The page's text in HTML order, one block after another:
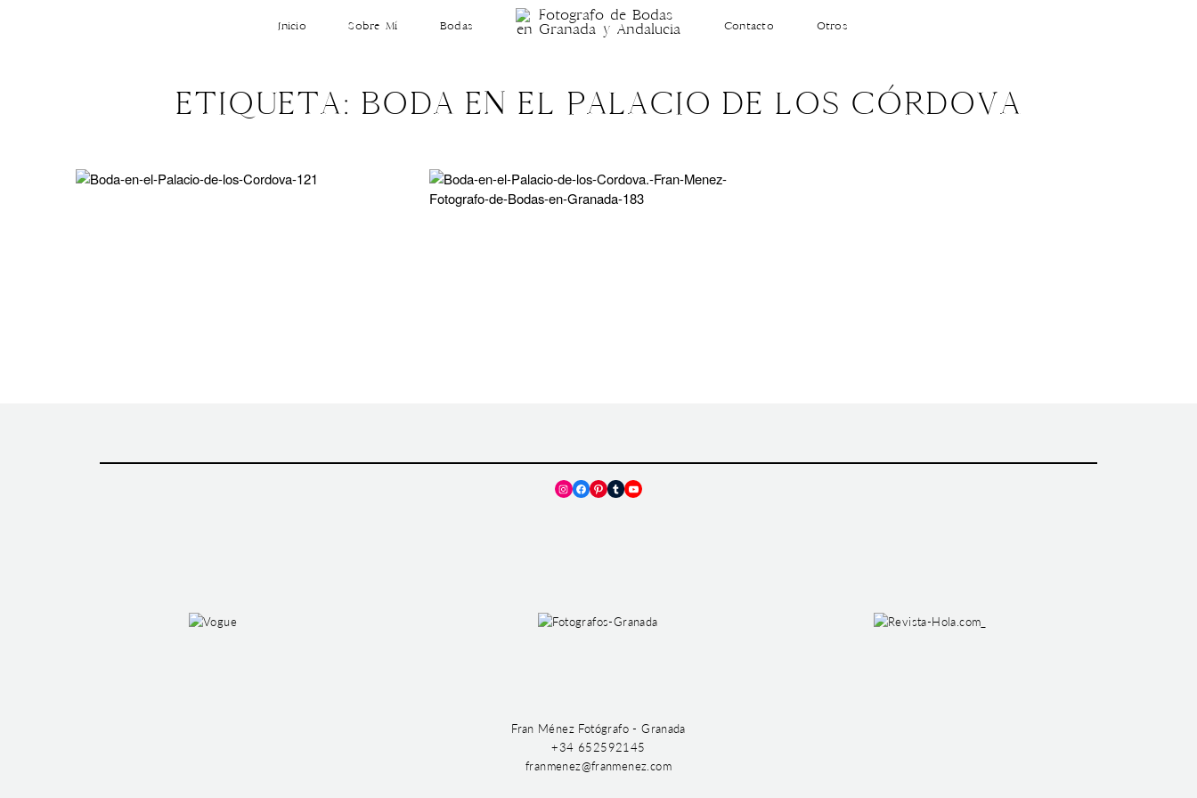
Inicio Sobre Mí Bodas Contacto Otros
ETIQUETA: BODA EN EL PALACIO DE LOS CÓRDOVA
Instagram
Facebook
Pinterest
TumblrYouTube
Fran Ménez Fotógrafo - Granada
+34 652592145
franmenez@franmenez.com